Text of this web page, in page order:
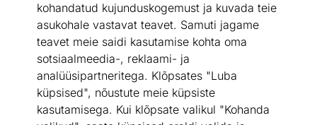
kohandatud kujunduskogemust ja kuvada teie
asukohale vastavat teavet. Samuti jagame
teavet meie saidi kasutamise kohta oma
sotsiaalmeedia-, reklaami- ja
analüüsipartneritega. Klõpsates "Luba
küpsised", nõustute meie küpsiste
kasutamisega. Kui klõpsate valikul "Kohanda